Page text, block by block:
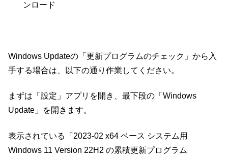
ンロード
Windows Updateの「更新プログラムのチェック」から入
手する場合は、以下の通り作業してください。
まずは「設定」アプリを開き、最下段の「Windows
Update」を開きます。
表示されている「2023-02 x64 ベース システム用
Windows 11 Version 22H2 の累積更新プログラム